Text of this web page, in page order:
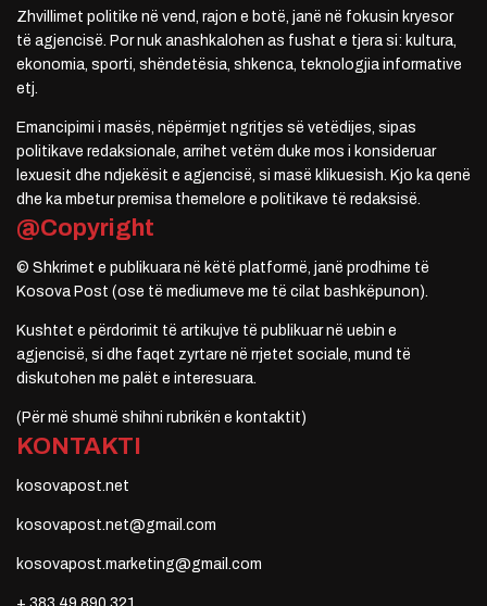
Zhvillimet politike në vend, rajon e botë, janë në fokusin kryesor
të agjencisë. Por nuk anashkalohen as fushat e tjera si: kultura,
ekonomia, sporti, shëndetësia, shkenca, teknologjia informative
etj.
Emancipimi i masës, nëpërmjet ngritjes së vetëdijes, sipas
politikave redaksionale, arrihet vetëm duke mos i konsideruar
lexuesit dhe ndjekësit e agjencisë, si masë klikuesish. Kjo ka qenë
dhe ka mbetur premisa themelore e politikave të redaksisë.
@Copyright
© Shkrimet e publikuara në këtë platformë, janë prodhime të
Kosova Post (ose të mediumeve me të cilat bashkëpunon).
Kushtet e përdorimit të artikujve të publikuar në uebin e
agjencisë, si dhe faqet zyrtare në rrjetet sociale, mund të
diskutohen me palët e interesuara.
(Për më shumë shihni rubrikën e kontaktit)
KONTAKTI
kosovapost.net
kosovapost.net@gmail.com
kosovapost.marketing@gmail.com